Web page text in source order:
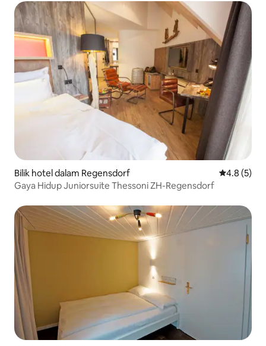
Bilik hotel dalam Regensdorf Penarafan
4.8 (5)
Gaya Hidup Juniorsuite Thessoni ZH-Regensdorf